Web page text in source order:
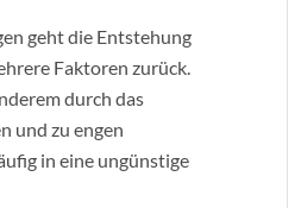
geht die Entstehung
Faktoren zurück.
durch das
und zu engen
in eine ungünstige